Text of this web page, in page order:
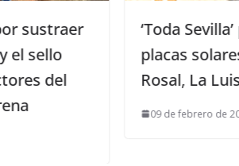
Sevilla’ proyecta instalar
solares en Écija, Cañada
La Luisiana y El Viso del Alcor
febrero de 2025